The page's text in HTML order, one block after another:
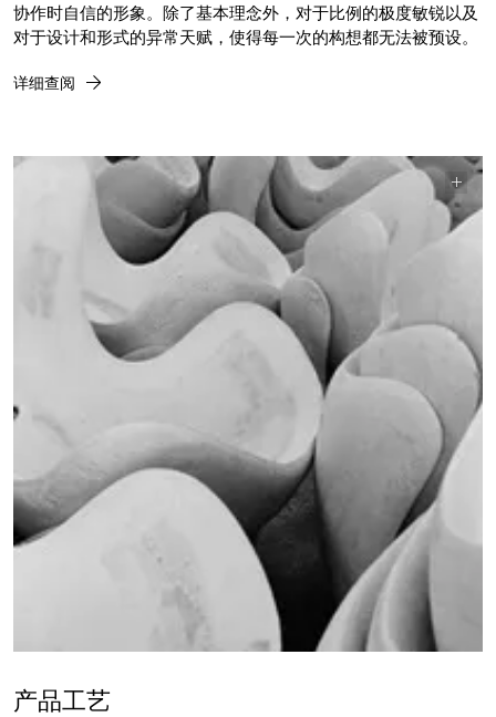
协作时自信的形象。除了基本理念外，对于比例的极度敏锐以及
对于设计和形式的异常天赋，使得每一次的构想都无法被预设。
详细查阅
产品工艺